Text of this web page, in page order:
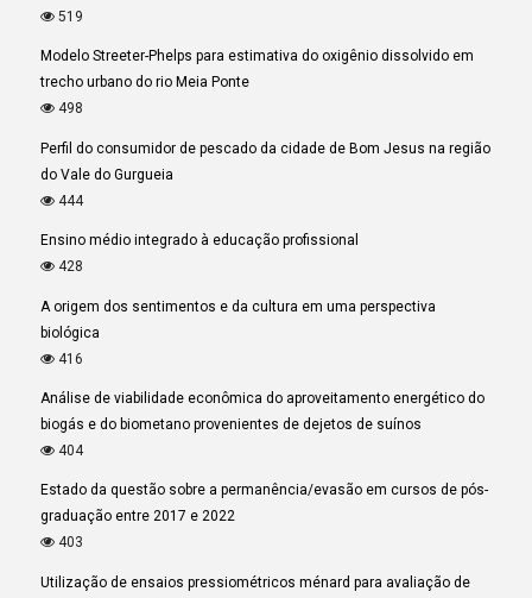
519
Modelo Streeter-Phelps para estimativa do oxigênio dissolvido em
trecho urbano do rio Meia Ponte
498
Perfil do consumidor de pescado da cidade de Bom Jesus na região
do Vale do Gurgueia
444
Ensino médio integrado à educação profissional
428
A origem dos sentimentos e da cultura em uma perspectiva
biológica
416
Análise de viabilidade econômica do aproveitamento energético do
biogás e do biometano provenientes de dejetos de suínos
404
Estado da questão sobre a permanência/evasão em cursos de pós-
graduação entre 2017 e 2022
403
Utilização de ensaios pressiométricos ménard para avaliação de